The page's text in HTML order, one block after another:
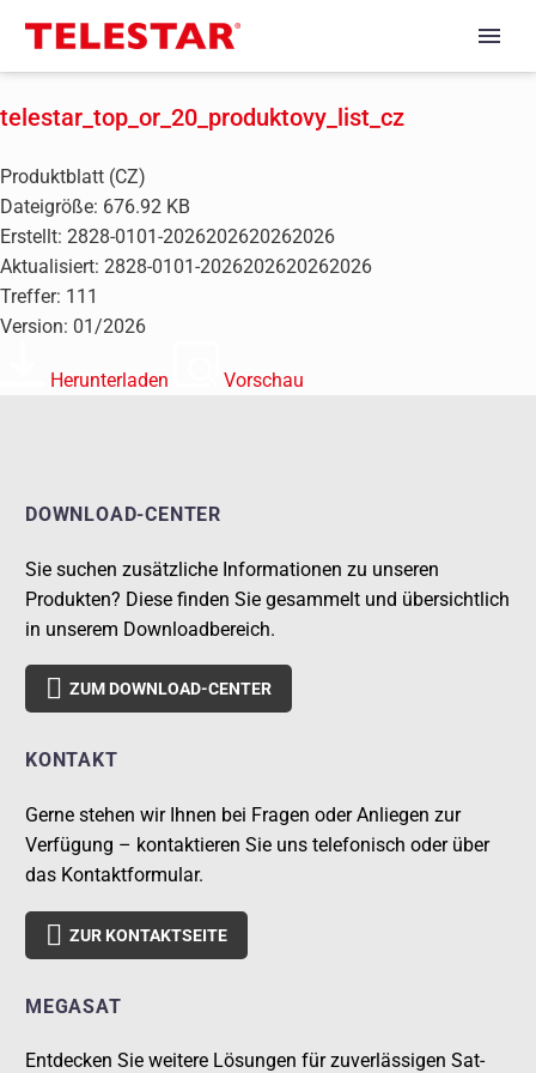
telestar_top_or_20_produktovy_list_cz
Produktblatt (CZ)
Dateigröße: 676.92 KB
Erstellt: 2828-0101-2026202620262026
Aktualisiert: 2828-0101-2026202620262026
Treffer: 111
Version: 01/2026
Herunterladen Vorschau
DOWNLOAD-CENTER
Sie suchen zusätzliche Informationen zu unseren
Produkten? Diese finden Sie gesammelt und übersichtlich
in unserem Downloadbereich.
 ZUM DOWNLOAD-CENTER
KONTAKT
Gerne stehen wir Ihnen bei Fragen oder Anliegen zur
Verfügung – kontaktieren Sie uns telefonisch oder über
das Kontaktformular.
 ZUR KONTAKTSEITE
MEGASAT
Entdecken Sie weitere Lösungen für zuverlässigen Sat-